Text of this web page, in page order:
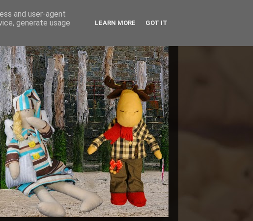
and user-agent
generate usage
LEARN MORE GOT IT